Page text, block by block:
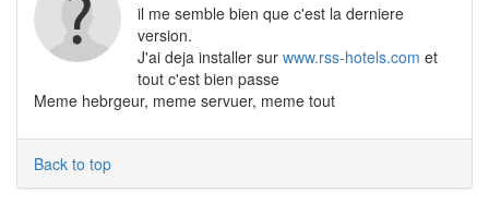
il me semble bien que c'est la derniere
version.
J'ai deja installer sur www.rss-hotels.com et
tout c'est bien passe
Meme hebrgeur, meme servuer, meme tout
Back to top